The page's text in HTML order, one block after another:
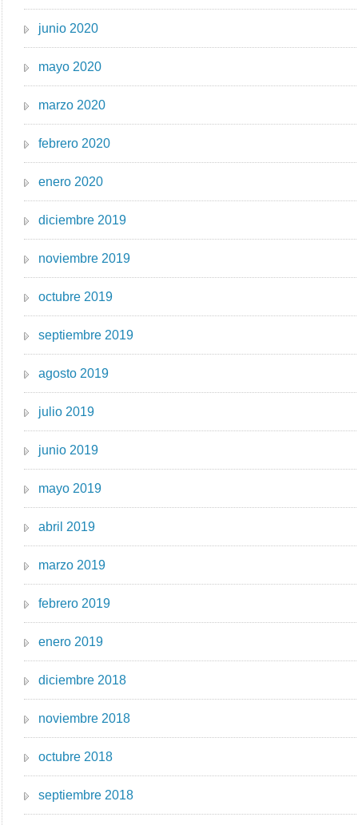
junio 2020
mayo 2020
marzo 2020
febrero 2020
enero 2020
diciembre 2019
noviembre 2019
octubre 2019
septiembre 2019
agosto 2019
julio 2019
junio 2019
mayo 2019
abril 2019
marzo 2019
febrero 2019
enero 2019
diciembre 2018
noviembre 2018
octubre 2018
septiembre 2018